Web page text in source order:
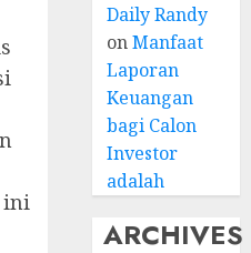
ini
Daily Randy
onManfaat
Laporan
Keuangan
bagi Calon
Investor
adalah
ARCHIVES